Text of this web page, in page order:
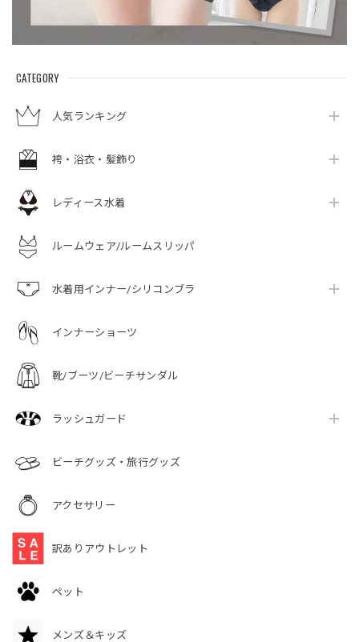
CATEGORY
人気ランキング
袴・浴衣・髪飾り
レディース水着
ルームウェア/ルームスリッパ
水着用インナー/シリコンブラ
インナーショーツ
靴/ブーツ/ビーチサンダル
ラッシュガード
ビーチグッズ・旅行グッズ
アクセサリー
訳ありアウトレット
ペット
メンズ＆キッズ